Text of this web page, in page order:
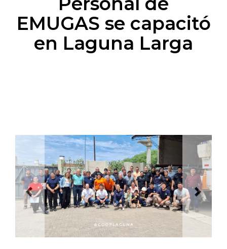
EMUGAS se capacitó
en Laguna Larga